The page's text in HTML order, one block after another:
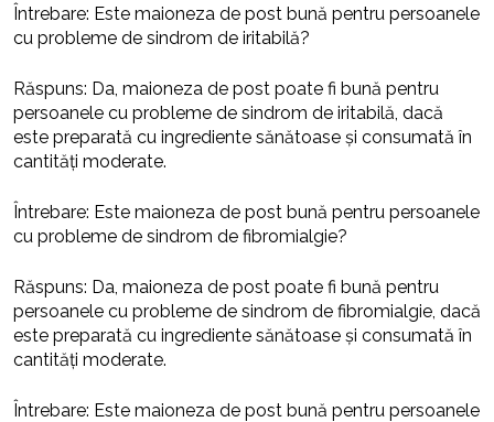
Întrebare: Este maioneza de post bună pentru persoanele
cu probleme de sindrom de iritabilă?
Răspuns: Da, maioneza de post poate fi bună pentru
persoanele cu probleme de sindrom de iritabilă, dacă
este preparată cu ingrediente sănătoase și consumată în
cantități moderate.
Întrebare: Este maioneza de post bună pentru persoanele
cu probleme de sindrom de fibromialgie?
Răspuns: Da, maioneza de post poate fi bună pentru
persoanele cu probleme de sindrom de fibromialgie, dacă
este preparată cu ingrediente sănătoase și consumată în
cantități moderate.
Întrebare: Este maioneza de post bună pentru persoanele